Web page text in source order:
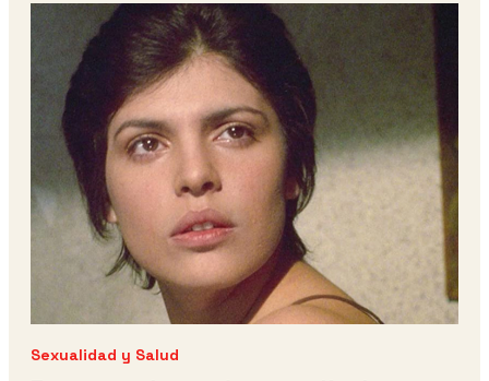
Sexualidad y Salud